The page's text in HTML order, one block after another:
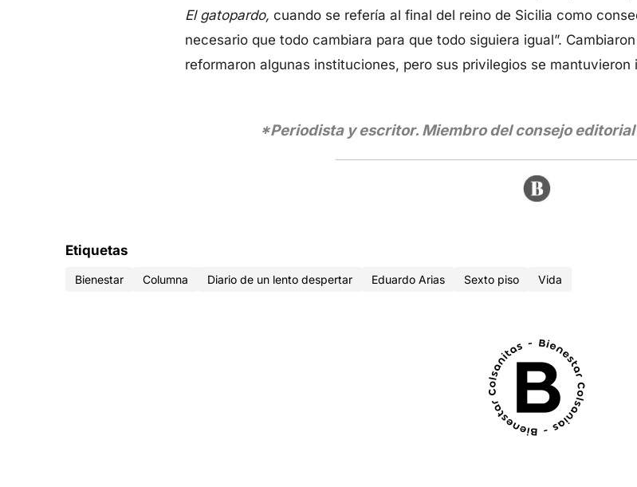
El gatopardo, cuando se refería al final del reino de Sicilia como
necesario que todo cambiara para que todo siguiera igual”.
reformaron algunas instituciones, pero sus privilegios se mantuvieron
*Periodista y escritor. Miembro del consejo
Etiquetas
Bienestar Columna Diario de un lento despertar Eduardo Arias Sexto piso Vida